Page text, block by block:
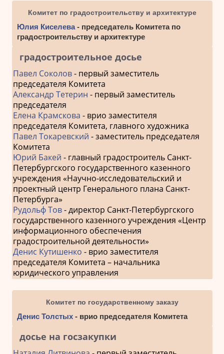
Комитет по градостроительству и архитектуре
Юлия Киселева- председатель Комитета по
градостроительству и архитектуре
градостроительное досье
Павел Соколов- первый заместитель
председателя Комитета
Александр Тетерин - первый заместитель
председателя
Елена Крамскова - врио заместителя
председателя Комитета, главного художника
Павел Токаревский - заместитель председателя
Комитета
Юрий Бакей - главный градостроитель Санкт-
Петербургского государственного казенного
учреждения «Научно-исследовательский и
проектный центр Генерального плана Санкт-
Петербурга»
Рудольф Тов- директор Санкт-Петербургского
государственного казенного учреждения «Центр
информационного обеспечения
градостроительной деятельности»
Денис Кутишенко - врио заместителя
председателя Комитета – начальника
юридического управления
Комитет по государственному заказу
Денис Толстых- врио председателя Комитета
досье на госзакупки